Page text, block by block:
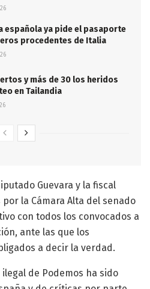
española ya pide el pasaporte
procedentes de Italia
y más de 30 los heridos
en Tailandia
Guevara y la fiscal
la Cámara Alta del senado
con todos los convocados a
ante las que los
a decir la verdad.
de Podemos ha sido